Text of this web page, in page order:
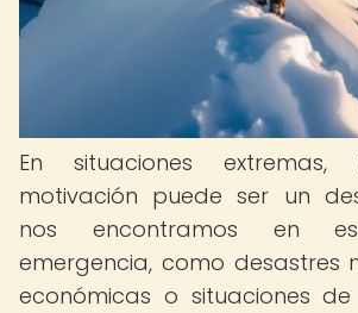
En situaciones extremas,
motivación puede ser un
nos encontramos en
emergencia, como desastres
económicas o situaciones de